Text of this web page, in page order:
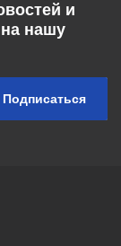
и
нашу